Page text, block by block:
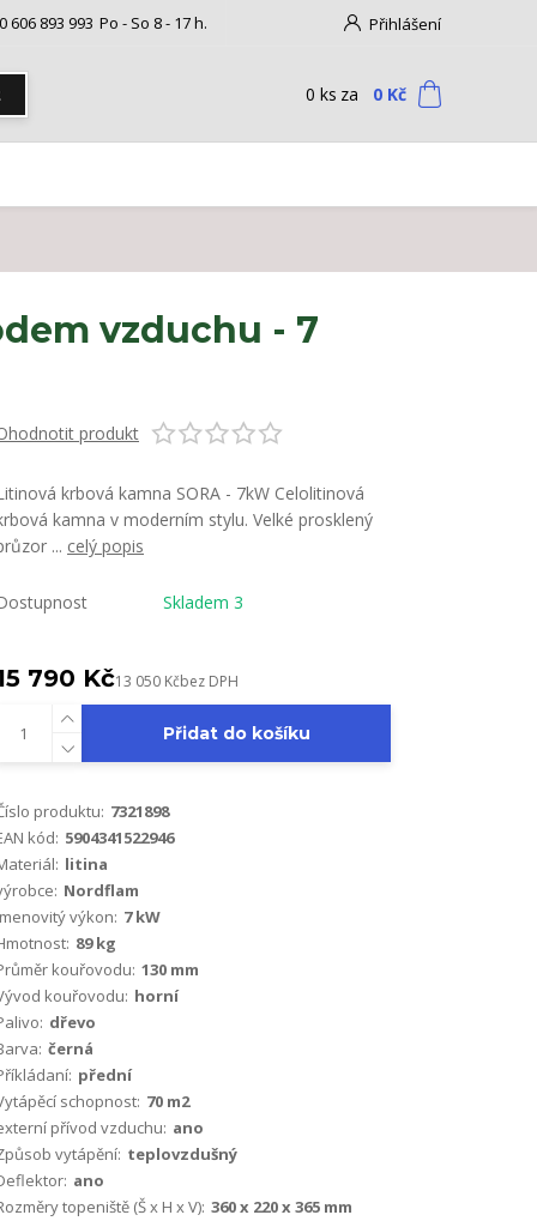
Přihlášení
606 893 993 Po - So 8 - 17 h.
0 ks za 0 Kč
vzduchu - 7
produkt
krbová kamna SORA - 7kW Celolitinová
kamna v moderním stylu. Velké prosklený
... celý popis
Skladem 3
790 Kč13 050 Kčbez DPH
Přidat do košíku
produktu: 7321898
kód: 5904341522946
litina
Nordflam
výkon: 7 kW
89 kg
kouřovodu: 130 mm
kouřovodu: horní
dřevo
černá
přední
schopnost: 70 m2
přívod vzduchu: ano
vytápění: teplovzdušný
ano
topeniště (Š x H x V): 360 x 220 x 365 mm